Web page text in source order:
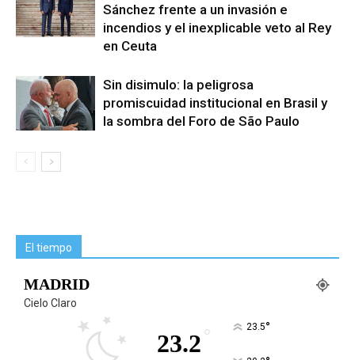
Sánchez frente a un invasión e
incendios y el inexplicable veto al Rey
en Ceuta
Sin disimulo: la peligrosa
promiscuidad institucional en Brasil y
la sombra del Foro de São Paulo
El tiempo
MADRID
Cielo Claro
23.2 ° 23.5°